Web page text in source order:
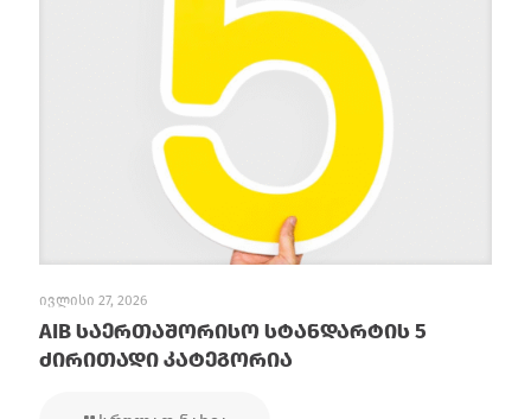
ივლისი 27, 2026
AIB საერთაშორისო სტანდარტის 5
ძირითადი კატეგორია